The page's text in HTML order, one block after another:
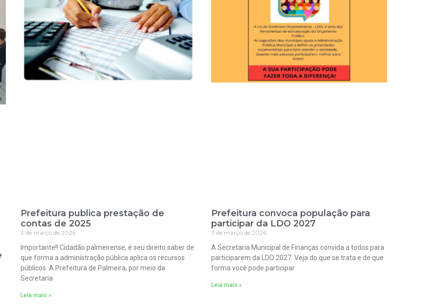
Prefeitura publica prestação de
contas de 2025
3 de março de 2026
Importante!! Cidadão palmeirense, é seu direito saber de
que forma a administração pública aplica os recursos
públicos. A Prefeitura de Palmeira, por meio da
Secretaria
Leia mais »
Prefeitura convoca população para
participar da LDO 2027
3 de março de 2026
A Secretaria Municipal de Finanças convida a todos para
participarem da LDO 2027. Veja do que se trata e de que
forma você pode participar
Leia mais »